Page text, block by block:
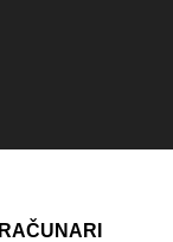
RAČUNARI